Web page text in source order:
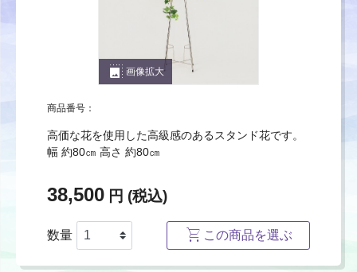
photo_size_select_large 画像拡大
商品番号：
高価な花を使用した高級感のあるスタンド花です。
幅 約80㎝ 高さ 約80㎝
38,500 円 (税込)
数量 この商品を選ぶ